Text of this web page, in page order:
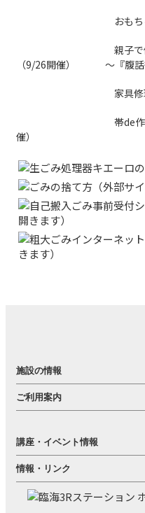
おも
親子
（9/26開催） ～『腹話
家具
帯de
催）
施設の情報
ホーム
施設概要
フロアガイド
交通アクセス
ご利用案内
資源回収について
研修室の貸出
講座・イベント情報
講座・イベント一覧
講座
情報・リンク
お知らせ一覧